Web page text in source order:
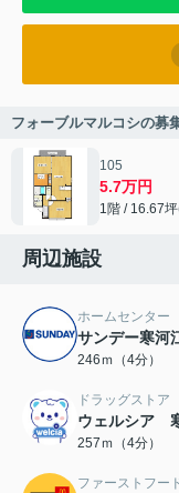
フォーブルマルコシの募
105
5.7万円
1階 / 16.67
周辺施設
ホームセンター
サンデー寒河
246ｍ（4分）
ドラッグストア
ウェルシア
257ｍ（4分）
ファーストフー